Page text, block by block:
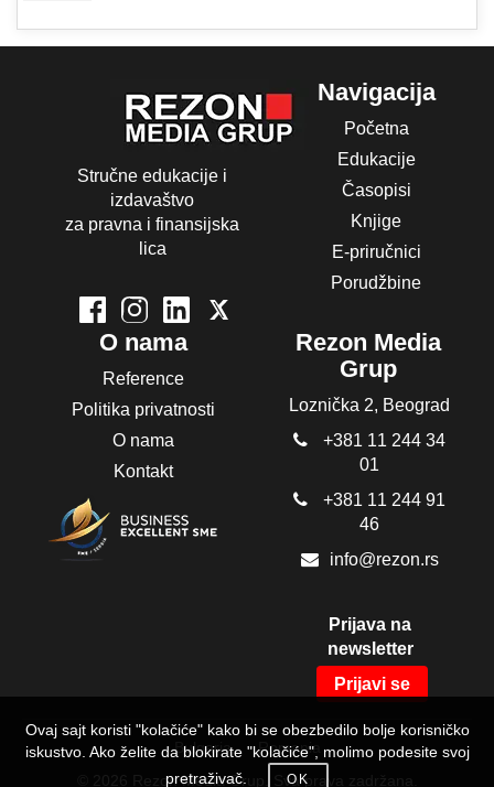
Stručne edukacije i
izdavaštvo
za pravna i finansijska
lica
Navigacija
Početna
Edukacije
Časopisi
Knjige
E-priručnici
Porudžbine
O nama
Reference
Politika privatnosti
O nama
Kontakt
Rezon Media
Grup
Loznička 2, Beograd
+381 11 244 34
01
+381 11 244 91
46
info@rezon.rs
Prijava na
newsletter
Prijavi se
Bulgaria
Romania
© 2026 Rezon Media Grup. Sva prava zadržana.
Ovaj sajt koristi "kolačiće" kako bi se obezbedilo bolje korisničko
iskustvo. Ako želite da blokirate "kolačiće", molimo podesite svoj
pretraživač.
OK